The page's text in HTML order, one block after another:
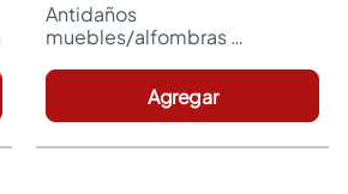
Antidaños
muebles/alfombras
Agregar